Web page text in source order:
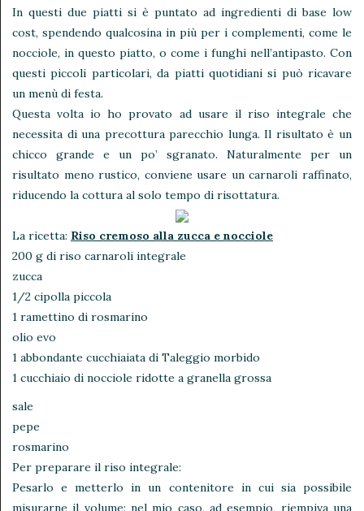
In questi due piatti si è puntato ad ingredienti di base low
cost, spendendo qualcosina in più per i complementi, come le
nocciole, in questo piatto, o come i funghi nell’antipasto. Con
questi piccoli particolari, da piatti quotidiani si può ricavare
un menù di festa.
Questa volta io ho provato ad usare il riso integrale che
necessita di una precottura parecchio lunga. Il risultato è un
chicco grande e un po’ sgranato. Naturalmente per un
risultato meno rustico, conviene usare un carnaroli raffinato,
riducendo la cottura al solo tempo di risottatura.
La ricetta: Riso cremoso alla zucca e nocciole
200 g di riso carnaroli integrale
zucca
1/2 cipolla piccola
1 ramettino di rosmarino
olio evo
1 abbondante cucchiaiata di Taleggio morbido
1 cucchiaio di nocciole ridotte a granella grossa
sale
pepe
rosmarino
Per preparare il riso integrale:
Pesarlo e metterlo in un contenitore in cui sia possibile
misurarne il volume: nel mio caso, ad esempio, riempiva una